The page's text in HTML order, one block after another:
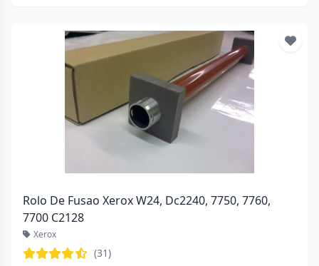
Rolo De Fusao Xerox W24, Dc2240, 7750, 7760,
7700 C2128
Xerox
(31)